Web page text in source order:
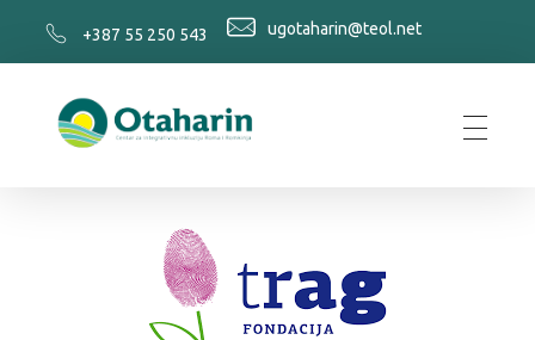
+387 55 250 543 ugotaharin@teol.net